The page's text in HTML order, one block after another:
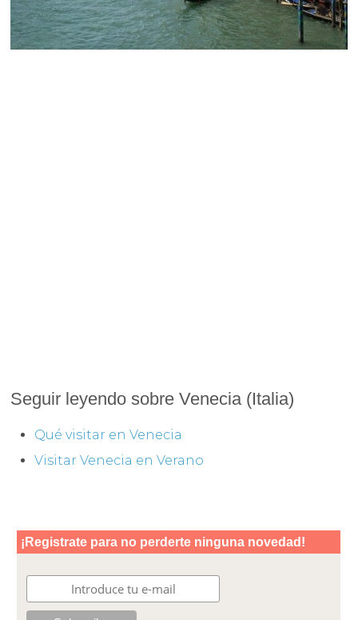
Seguir leyendo sobre Venecia (Italia)
Qué visitar en Venecia
Visitar Venecia en Verano